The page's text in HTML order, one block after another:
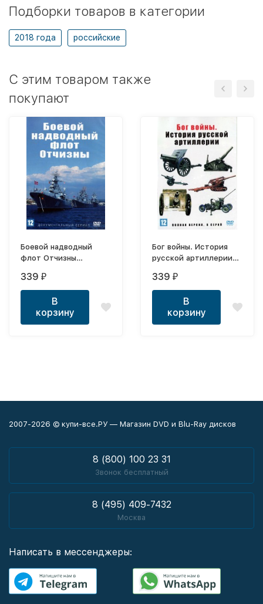
Подборки товаров в категории
2018 года российские
C этим товаром также
покупают
Боевой надводный
флот Отчизны
версия, 4 серии)
339 ₽
В
корзину
Бог войны. История
русской артиллерии
версия, 8 серий)
339 ₽
В
корзину
2007-2026 © купи-все.РУ — Магазин DVD и Blu-Ray дисков
8 (800) 100 23 31
Звонок бесплатный
8 (495) 409-7432
Москва
Написать в мессенджеры: